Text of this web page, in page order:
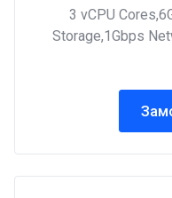
3 vCPU
Storage,1Gbps